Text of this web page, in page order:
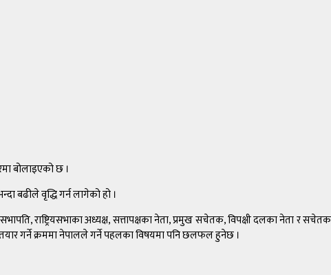
बोलाइएको छ ।
बढीले वृद्धि गर्न लागेको हो ।
राष्ट्रियसभाका अध्यक्ष, सत्तापक्षका नेता, प्रमुख सचेतक, विपक्षी दलका नेता र सचेतक
गर्ने क्रममा नेपालले गर्ने पहलका विषयमा पनि छलफल हुनेछ ।